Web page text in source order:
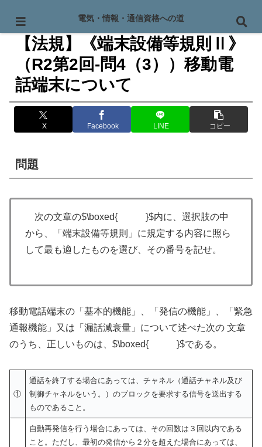
PR
【法規】《端末設備等規則Ⅱ》
（R2第2回-問4（3））移動電
話端末について
X Facebook LINE コピー
問題
次の文章の$\boxed{ }$内に、選択肢の中
から、「端末設備等規則」に規定する内容に照ら
して最も適したものを選び、その番号を記せ。
移動電話端末の「基本的機能」、「発信の機能」、「緊急
通報機能」又は「漏話減衰量」について述べた次の 文章
のうち、正しいものは、$\boxed{ }$である。
①
通話を終了する場合にあっては、チャネル（通話チャネル及び
制御チャネルをいう。）のブロックを要求する信号を送出する
ものであること。
自動再発信を行う場合にあっては、その回数は３回以内である
こと。ただし、最初の発信から２分を超えた場合にあっては、
電気・情報・通信資格への道